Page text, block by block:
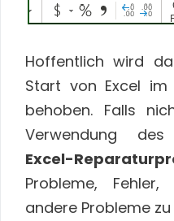
Hoffentlich wird
Start von Excel im
behoben. Falls
Verwendung
Excel-
Probleme, Fehler,
andere Probleme